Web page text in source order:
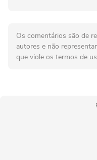
Os comentários são de
autores e não
que viole os termos de